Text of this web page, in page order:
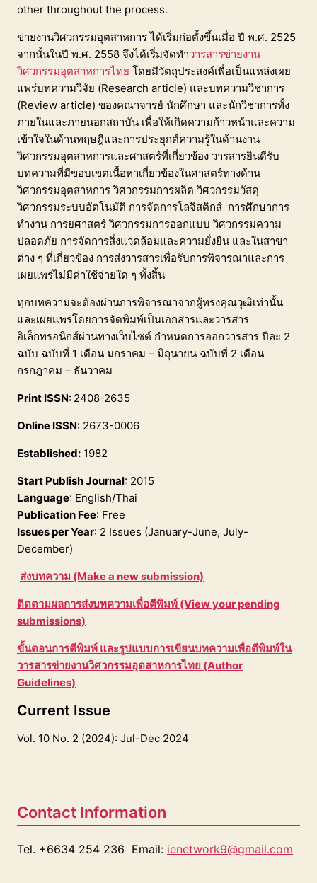
Contact Information
Tel. +6634 254 236 Email: ienetwork9@gmail.com
other throughout the process.
ข่ายงานวิศวกรรมอุตสาหการ ได้เริ่มก่อตั้งขึ้นเมื่อ ปี พ.ศ. 2525
จากนั้นในปี พ.ศ. 2558 จึงได้เริ่มจัดทำวารสารข่ายงาน
วิศวกรรมอุตสาหการไทย โดยมีวัตถุประสงค์เพื่อเป็นแหล่งเผย
แพร่บทความวิจัย (Research article) และบทความวิชาการ
(Review article) ของคณาจารย์ นักศึกษา และนักวิชาการทั้ง
ภายในและภายนอกสถาบัน เพื่อให้เกิดความก้าวหน้าและความ
เข้าใจในด้านทฤษฎีและการประยุกต์ความรู้ในด้านงาน
วิศวกรรมอุตสาหการและศาสตร์ที่เกี่ยวข้อง วารสารยินดีรับ
บทความที่มีขอบเขตเนื้อหาเกี่ยวข้องในศาสตร์ทางด้าน
วิศวกรรมอุตสาหการ วิศวกรรมการผลิต วิศวกรรมวัสดุ
วิศวกรรมระบบอัตโนมัติ การจัดการโลจิสติกส์ การศึกษาการ
ทำงาน การยศาสตร์ วิศวกรรมการออกแบบ วิศวกรรมความ
ปลอดภัย การจัดการสิ่งแวดล้อมและความยั่งยืน และในสาขา
ต่าง ๆ ที่เกี่ยวข้อง การส่งวารสารเพื่อรับการพิจารณาและการ
เผยแพร่ไม่มีค่าใช้จ่ายใด ๆ ทั้งสิ้น
ทุกบทความจะต้องผ่านการพิจารณาจากผู้ทรงคุณวุฒิเท่านั้น
และเผยแพร่โดยการจัดพิมพ์เป็นเอกสารและวารสาร
อิเล็กทรอนิกส์ผ่านทางเว็บไซต์ กำหนดการออกวารสาร ปีละ 2
ฉบับ ฉบับที่ 1 เดือน มกราคม – มิถุนายน ฉบับที่ 2 เดือน
กรกฎาคม – ธันวาคม
Print ISSN: 2408-2635
Online ISSN: 2673-0006
Established: 1982
Start Publish Journal: 2015
Language: English/Thai
Publication Fee: Free
Issues per Year: 2 Issues (January-June, July-
December)
ส่งบทความ (Make a new submission)
ติดตามผลการส่งบทความเพื่อตีพิมพ์ (View your pending
submissions)
ขั้นตอนการตีพิมพ์ และรูปแบบการเขียนบทความเพื่อตีพิมพ์ใน
วารสารข่ายงานวิศวกรรมอุตสาหการไทย (Author
Guidelines)
Current Issue
Vol. 10 No. 2 (2024): Jul-Dec 2024